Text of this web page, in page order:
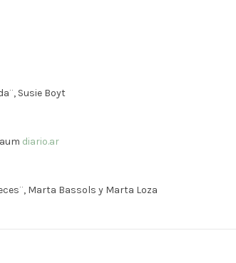
Susie Boyt
diario.ar
Marta Bassols y Marta Loza